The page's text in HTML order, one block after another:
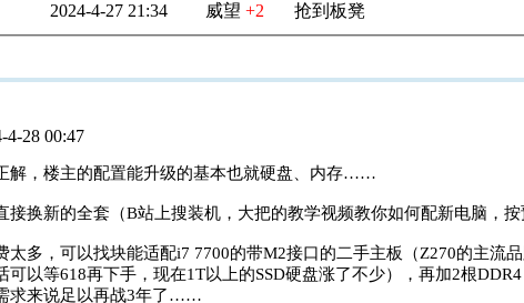
2024-4-27 21:34 威望 +2 抢到板凳
4-28 00:47
解，楼主的配置能升级的基本也就硬盘、内存……
接换新的全套（B站上搜装机，大把的教学视频教你如何配新电脑
太多，可以找块能适配i7 7700的带M2接口的二手主板（Z270的主流
可以等618再下手，现在1T以上的SSD硬盘涨了不少），再加2根
求来说足以再战3年了……